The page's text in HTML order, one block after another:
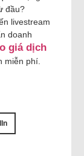
đầu?
livestream
doanh
giá dịch
miễn phí.